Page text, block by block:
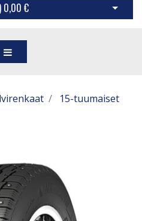
0,00 € Avaa
15-tuumaiset